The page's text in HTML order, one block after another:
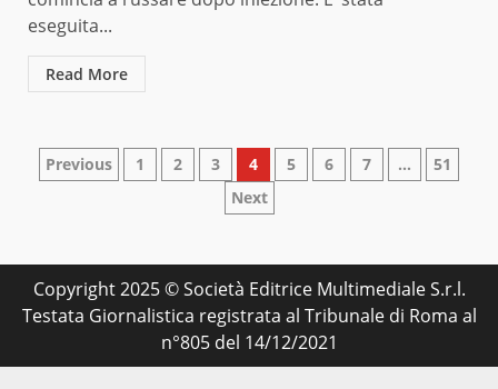
eseguita...
Read More
Paginazione
articoli
Previous 1 2 3 4 5 6 7 …
51
Next
Copyright 2025 © Società Editrice Multimediale S.r.l.
Testata Giornalistica registrata al Tribunale di Roma al
n°805 del 14/12/2021